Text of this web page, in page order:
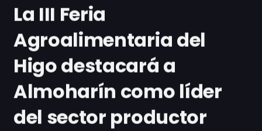
La III Feria
Agroalimentaria del
Higo destacará a
Almoharín como líder
del sector productor